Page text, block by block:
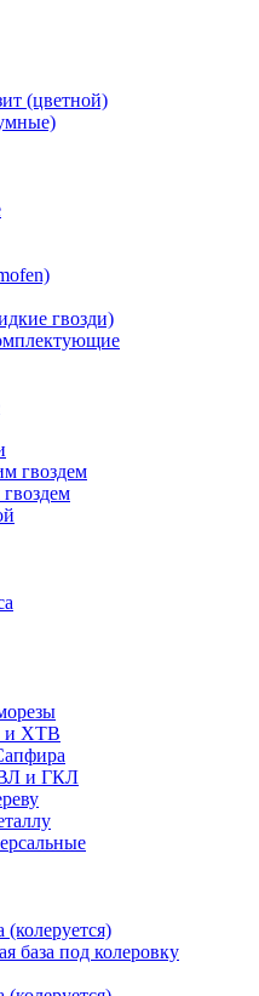
(цветной)
гвозди)
гвоздем
и ХTB
и ГКЛ
(колеруется)
база под колеровку